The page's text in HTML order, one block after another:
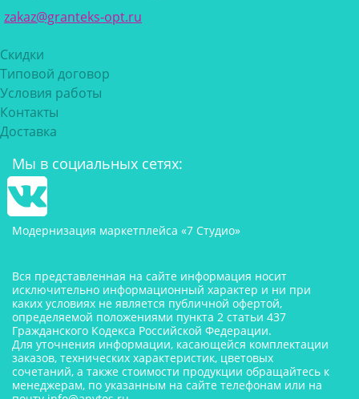
zakaz@granteks-opt.ru
Скидки
Типовой договор
Условия работы
Контакты
Доставка
Мы в социальных сетях:
Модернизация маркетплейса «7 Студио»
Вся представленная на сайте информация носит
исключительно информационный характер и ни при
каких условиях не является публичной офертой,
определяемой положениями пункта 2 статьи 437
Гражданского Кодекса Российской Федерации.
Для уточнения информации, касающейся комплектации
заказов, технических характеристик, цветовых
сочетаний, а также стоимости продукции обращайтесь к
менеджерам, по указанным на сайте телефонам или на